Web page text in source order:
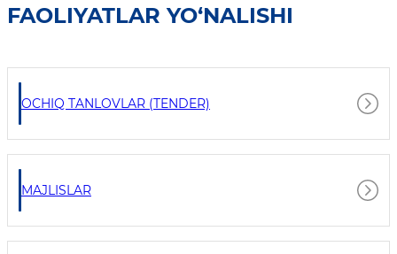
FAOLIYATLAR YO‘NALISHI
OCHIQ TANLOVLAR (TENDER)
MAJLISLAR